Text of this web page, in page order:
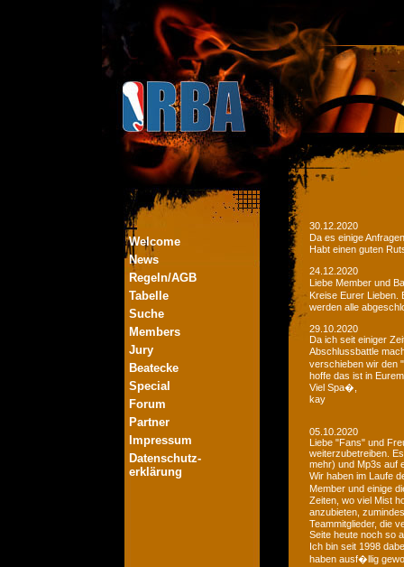
Welcome
News
Regeln/AGB
Tabelle
Suche
Members
Jury
Beatecke
Special
Forum
Partner
Impressum
Datenschutz-
erklärung
30.12.2020
Da es einige
Habt einen guten
24.12.2020
Liebe Member und
Kreise Eurer Lieben.
werden alle
29.10.2020
Da ich seit einiger
Abschlussbattle
verschieben wir den
hoffe das ist in
Viel Spa�,
kay
05.10.2020
Liebe "Fans" und
weiterzubetreiben.
mehr) und Mp3s auf
Wir haben im Laufe
Member und einige
Zeiten, wo viel Mist
anzubieten,
Teammitglieder, die
Seite heute noch so
Ich bin seit 1998
haben ausf�llig